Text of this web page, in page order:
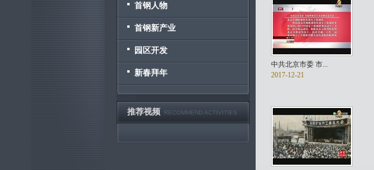
首钢人物
首钢新产业
园区开发
新春拜年
推荐视频 RECOMMEND ACTIVITIES
中共北京市委 市...
2017-12-21